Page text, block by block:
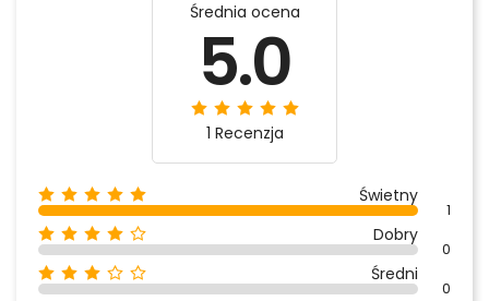
Średnia ocena
5.0
1 Recenzja
Świetny
1
Dobry
0
Średni
0